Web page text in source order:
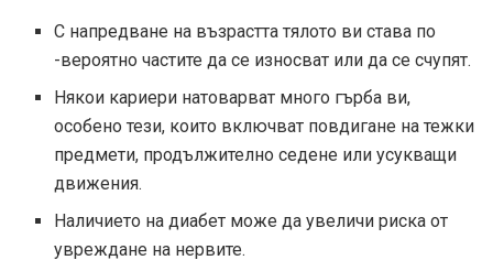
С напредване на възрастта тялото ви става по
-вероятно частите да се износват или да се счупят.
Някои кариери натоварват много гърба ви,
особено тези, които включват повдигане на тежки
предмети, продължително седене или усукващи
движения.
Наличието на диабет може да увеличи риска от
увреждане на нервите.